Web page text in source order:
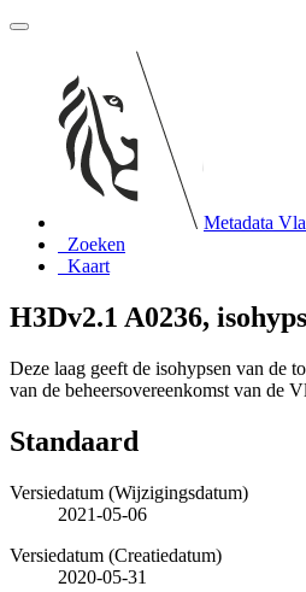
Metadata
Zoeken
Kaart
H3Dv2.1 A0236,
Deze laag geeft de isohypsen van de
van de beheersovereenkomst van de
Standaard
Versiedatum (Wijzigingsdatum)
2021-05-06
Versiedatum (Creatiedatum)
2020-05-31